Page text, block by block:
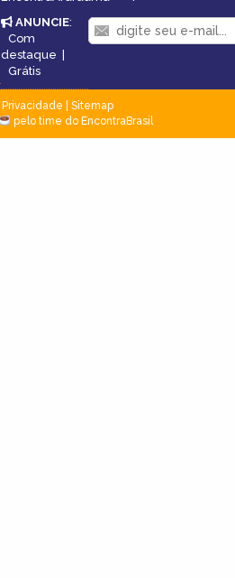
ANUNCIE:
Com
destaque
Grátis
Privacidade
Sitemap
pelo time do EncontraBrasil